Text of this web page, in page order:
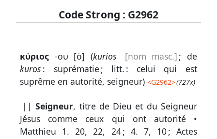
Code Strong : G2962
κύριος -ου [ὁ] (kurios [nom masc.] ; de
kuros : suprématie ; litt. : celui qui est
suprême en autorité, seigneur)<G2962>(727x)
||Seigneur, titre de Dieu et du Seigneur
Jésus comme ceux qui ont autorité •
Matthieu 1. 20, 22, 24; 4. 7, 10; Actes
français
Lexique
Recherche
grec
Rechercher